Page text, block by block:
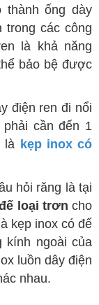
thành ống dày
trong các công
là khả năng
bảo bệ được
điện ren đi nổi
cần đến 1
là kẹp inox có
hỏi răng là tại
loại trơn cho
kẹp inox có đế
kính ngoài của
luồn dây điện
nhau.